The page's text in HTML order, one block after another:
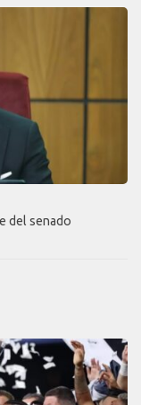
del senado